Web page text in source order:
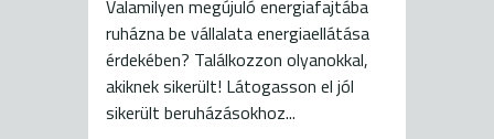
Valamilyen megújuló energiafajtába
ruházna be vállalata energiaellátása
érdekében? Találkozzon olyanokkal,
akiknek sikerült! Látogasson el jól
sikerült beruházásokhoz...